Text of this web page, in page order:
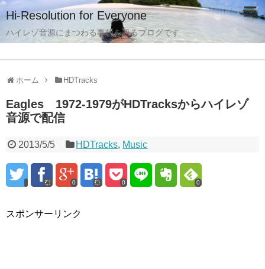
Hi-Resolution for Everyone
ハイレゾ音源にまつわる事柄を語るブログです
ホーム HDTracks
Eagles 1972-1979がHDTracksからハイレゾ
音源で配信
2013/5/5 HDTracks, Music
0 0 0
スポンサーリンク